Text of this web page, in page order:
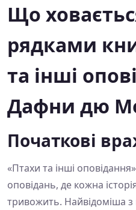
Що
рядками
та інші
Дафни дю
Початкові
«Птахи та інші
оповідань, де кожна
тривожить. Найвідоміша